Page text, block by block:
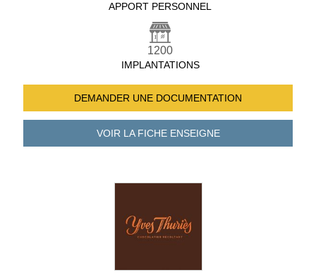
APPORT PERSONNEL
1200
IMPLANTATIONS
DEMANDER UNE DOCUMENTATION
VOIR LA FICHEENSEIGNE